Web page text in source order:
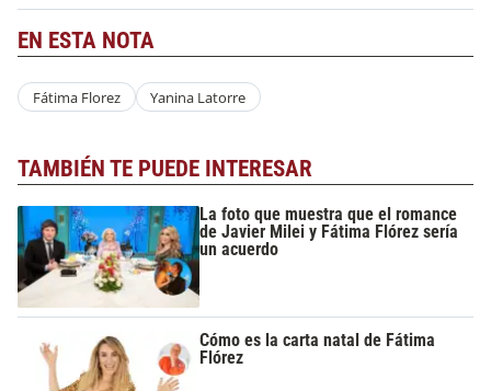
EN ESTA NOTA
Fátima Florez Yanina Latorre
TAMBIÉN TE PUEDE INTERESAR
La foto que muestra que el romance
de Javier Milei y Fátima Flórez sería
un acuerdo
Cómo es la carta natal de Fátima
Flórez